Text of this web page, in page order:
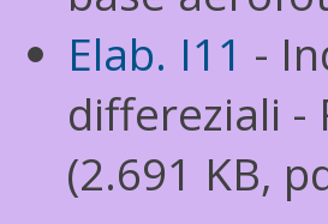
Elab. I11 -
differeziali -
(2.691 KB,